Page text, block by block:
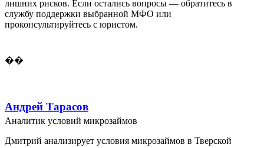
лишних рисков. Если остались вопросы — обратитесь в
службу поддержки выбранной МФО или
проконсультируйтесь с юристом.
��
Андрей Тарасов
Аналитик условий микрозаймов
Дмитрий анализирует условия микрозаймов в Тверской